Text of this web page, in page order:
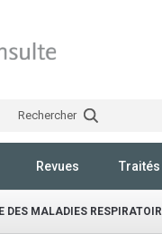
Rechercher
Revues Traités
DES MALADIES